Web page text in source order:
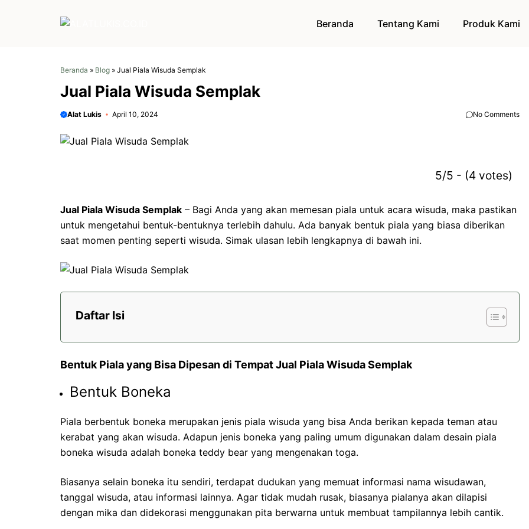
Beranda Tentang Kami Produk Kami
Beranda » Blog » Jual Piala Wisuda Semplak
Jual Piala Wisuda Semplak
Alat Lukis April 10, 2024 No Comments
5/5 - (4 votes)
Jual Piala Wisuda Semplak – Bagi Anda yang akan memesan piala untuk acara wisuda, maka pastikan
untuk mengetahui bentuk-bentuknya terlebih dahulu. Ada banyak bentuk piala yang biasa diberikan
saat momen penting seperti wisuda. Simak ulasan lebih lengkapnya di bawah ini.
Daftar Isi
Bentuk Piala yang Bisa Dipesan di Tempat Jual Piala Wisuda Semplak
Bentuk Boneka
Piala berbentuk boneka merupakan jenis piala wisuda yang bisa Anda berikan kepada teman atau
kerabat yang akan wisuda. Adapun jenis boneka yang paling umum digunakan dalam desain piala
boneka wisuda adalah boneka teddy bear yang mengenakan toga.
Biasanya selain boneka itu sendiri, terdapat dudukan yang memuat informasi nama wisudawan,
tanggal wisuda, atau informasi lainnya. Agar tidak mudah rusak, biasanya pialanya akan dilapisi
dengan mika dan didekorasi menggunakan pita berwarna untuk membuat tampilannya lebih cantik.